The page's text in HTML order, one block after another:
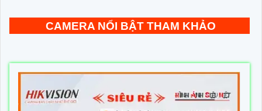
CAMERA NỔI BẬT THAM KHẢO